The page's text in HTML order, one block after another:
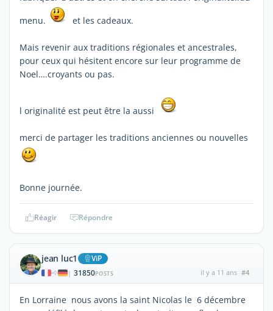
menu.
et les cadeaux.
Mais revenir aux traditions régionales et ancestrales,
pour ceux qui hésitent encore sur leur programme de
Noel….croyants ou pas.
l originalité est peut être la aussi
merci de partager les traditions anciennes ou nouvelles
Bonne journée.
Réagir Répondre
jean luc1 ViP
| 31850POSTS il y a 11 ans #4
En Lorraine nous avons la saint Nicolas le 6 décembre